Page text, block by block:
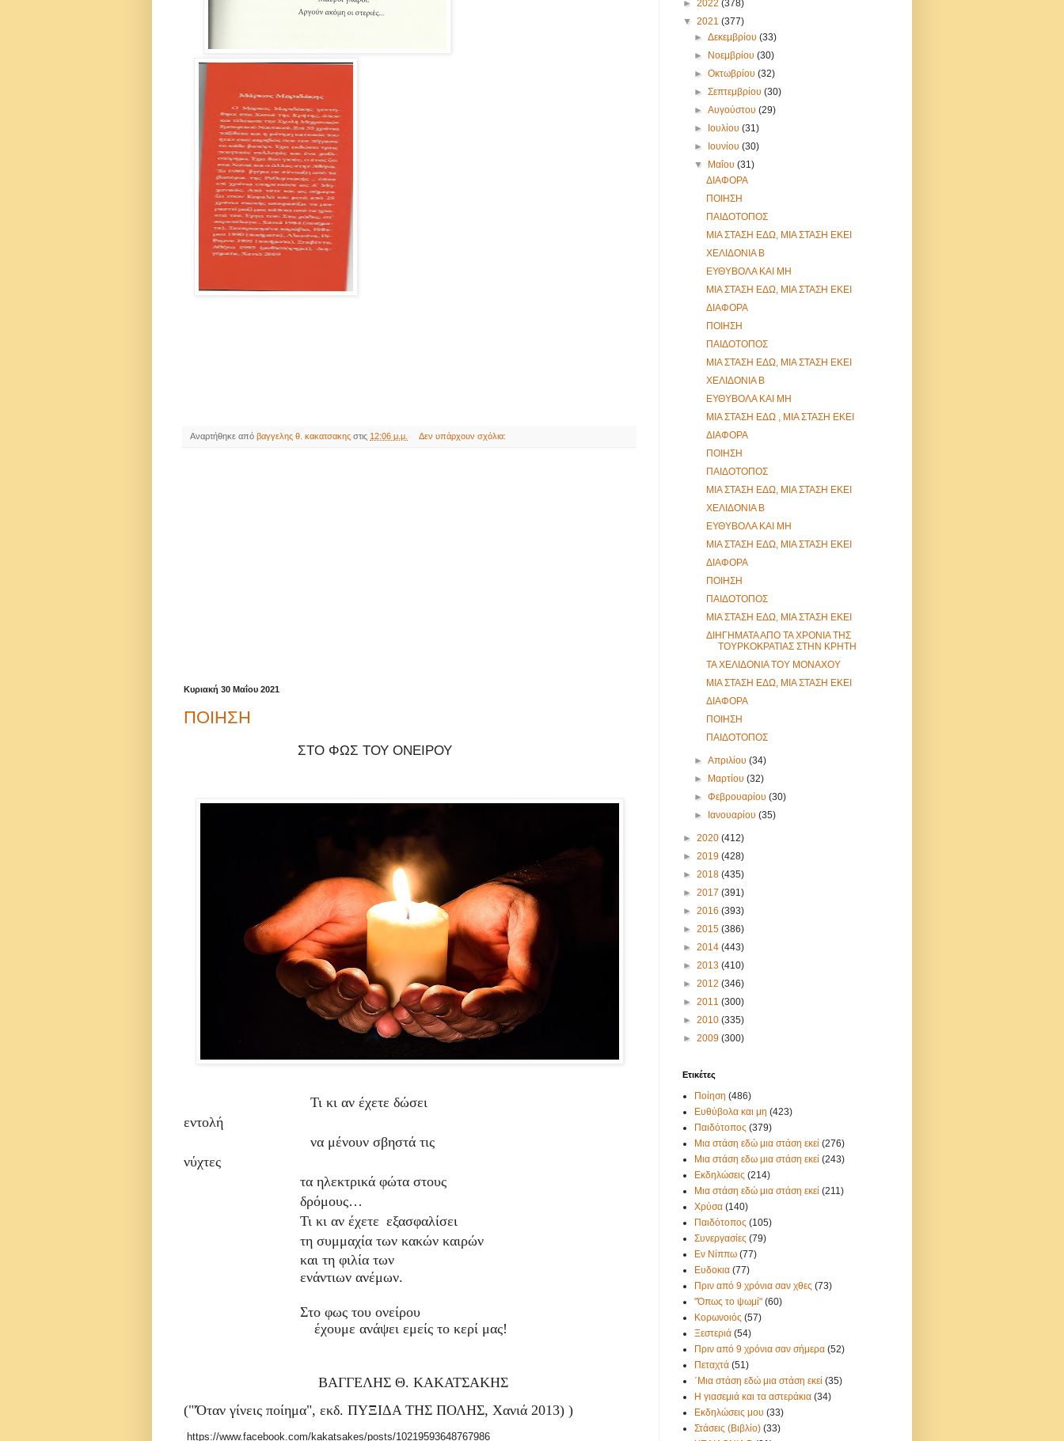
Αναρτήθηκε από βαγγελης θ. κακατσακης στις 12:06 μ.μ. Δεν υπάρχουν σχόλια:
Κυριακή 30 Μαΐου 2021
ΠΟΙΗΣΗ
ΣΤΟ ΦΩΣ ΤΟΥ ΟΝΕΙΡΟΥ
Τι κι αν έχετε δώσει
εντολή
να μένουν σβηστά τις
νύχτες
τα ηλεκτρικά φώτα στους
δρόμους…
Τι κι αν έχετε εξασφαλίσει
τη συμμαχία των κακών καιρών
και τη φιλία των
ενάντιων ανέμων.
Στο φως του ονείρου
έχουμε ανάψει εμείς το κερί μας!
ΒΑΓΓΕΛΗΣ Θ. ΚΑΚΑΤΣΑΚΗΣ
("'Όταν γίνεις ποίημα", εκδ. ΠΥΞΙΔΑ ΤΗΣ ΠΟΛΗΣ, Χανιά 2013) )
https://www.facebook.com/kakatsakes/posts/10219593648767986
► 2022 (378)
▼ 2021 (377)
►Δεκεμβρίου(33)
►
Νοεμβρίου(30)
►Οκτωβρίου(32)
►Σεπτεμβρίου(30)
►Αυγούστου(29)
►
Ιουλίου(31)
►
Ιουνίου(30)
▼
Μαΐου(31)
ΔΙΑΦΟΡΑ
ΠΟΙΗΣΗ
ΠΑΙΔΟΤΟΠΟΣ
ΜΙΑ ΣΤΑΣΗ ΕΔΩ, ΜΙΑ ΣΤΑΣΗ ΕΚΕΙ
ΧΕΛΙΔΟΝΙΑ Β
ΕΥΘΥΒΟΛΑ ΚΑΙ ΜΗ
ΜΙΑ ΣΤΑΣΗ ΕΔΩ, ΜΙΑ ΣΤΑΣΗ ΕΚΕΙ
ΔΙΑΦΟΡΑ
ΠΟΙΗΣΗ
ΠΑΙΔΟΤΟΠΟΣ
ΜΙΑ ΣΤΑΣΗ ΕΔΩ, ΜΙΑ ΣΤΑΣΗ ΕΚΕΙ
ΧΕΛΙΔΟΝΙΑ Β
ΕΥΘΥΒΟΛΑ ΚΑΙ ΜΗ
ΜΙΑ ΣΤΑΣΗ ΕΔΩ , ΜΙΑ ΣΤΑΣΗ ΕΚΕΙ
ΔΙΑΦΟΡΑ
ΠΟΙΗΣΗ
ΠΑΙΔΟΤΟΠΟΣ
ΜΙΑ ΣΤΑΣΗ ΕΔΩ, ΜΙΑ ΣΤΑΣΗ ΕΚΕΙ
ΧΕΛΙΔΟΝΙΑ Β
ΕΥΘΥΒΟΛΑ ΚΑΙ ΜΗ
ΜΙΑ ΣΤΑΣΗ ΕΔΩ, ΜΙΑ ΣΤΑΣΗ ΕΚΕΙ
ΔΙΑΦΟΡΑ
ΠΟΙΗΣΗ
ΠΑΙΔΟΤΟΠΟΣ
ΜΙΑ ΣΤΑΣΗ ΕΔΩ, ΜΙΑ ΣΤΑΣΗ ΕΚΕΙ
ΔΙΗΓΗΜΑΤΑ ΑΠΟ ΤΑ ΧΡΟΝΙΑ ΤΗΣ
ΤΟΥΡΚΟΚΡΑΤΙΑΣ ΣΤΗΝ ΚΡΗΤΗ
ΤΑ ΧΕΛΙΔΟΝΙΑ ΤΟΥ ΜΟΝΑΧΟΥ
ΜΙΑ ΣΤΑΣΗ ΕΔΩ, ΜΙΑ ΣΤΑΣΗ ΕΚΕΙ
ΔΙΑΦΟΡΑ
ΠΟΙΗΣΗ
ΠΑΙΔΟΤΟΠΟΣ
►Απριλίου(34)
►
Μαρτίου(32)
►Φεβρουαρίου(30)
►
Ιανουαρίου(35)
► 2020 (412)
► 2019 (428)
► 2018 (435)
► 2017 (391)
► 2016 (393)
► 2015 (386)
► 2014 (443)
► 2013 (410)
► 2012 (346)
► 2011 (300)
► 2010 (335)
► 2009 (300)
Ετικέτες
Ποίηση (486)
Ευθύβολα και μη (423)
Παιδότοπος (379)
Μια στάση εδὠ μια στάση εκεί (276)
Μια στάση εδω μια στάση εκεί (243)
Εκδηλώσεις (214)
Μια στάση εδώ μια στάση εκεί (211)
Χρύσα (140)
Παιδὀτοπος (105)
Συνεργασίες (79)
Εν Νίππω (77)
Ευδοκια (77)
Πριν από 9 χρόνια σαν χθες (73)
"Όπως το ψωμί" (60)
Κορωνοιός (57)
Ξεστεριά (54)
Πριν από 9 χρόνια σαν σήμερα (52)
Πεταχτά (51)
΄Μια στάση εδώ μια στάση εκεί (35)
Η γιασεμιά και τα αστεράκια (34)
Εκδηλώσεις μου (33)
Στάσεις (Βιβλίο) (33)